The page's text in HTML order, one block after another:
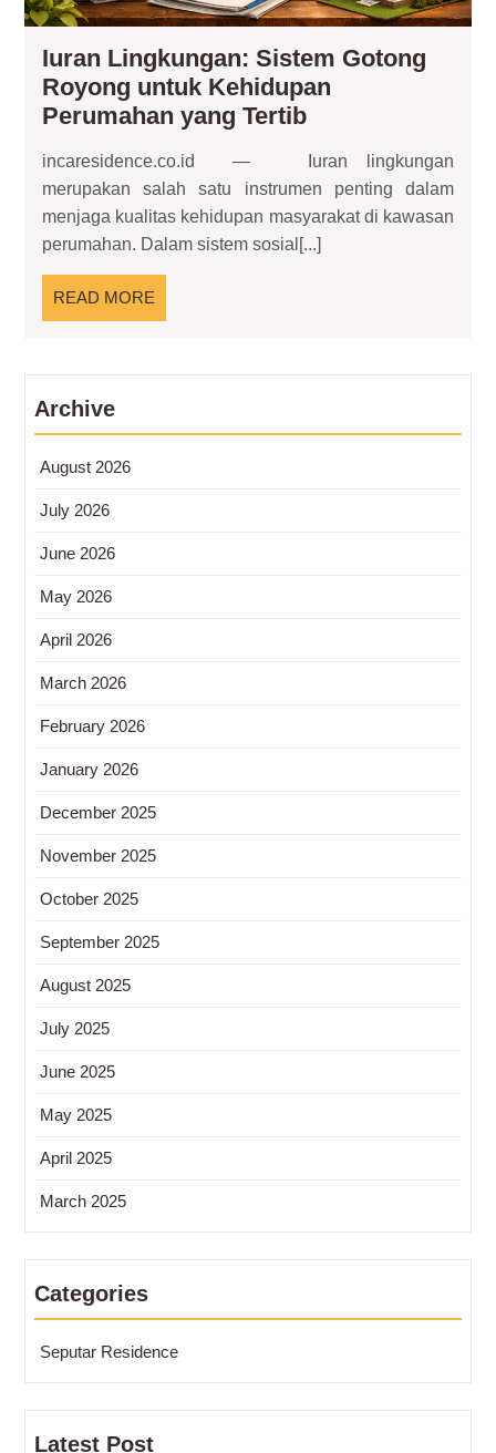
Iuran Lingkungan: Sistem Gotong
Royong untuk Kehidupan
Perumahan yang TertibIuran
Sistem
Gotong
Royong
untuk
Tertib
incaresidence.co.id — Iuran lingkungan
merupakan salah satu instrumen penting dalam
menjaga kualitas kehidupan masyarakat di kawasan
perumahan. Dalam sistem sosial[...]
READ MORE
MORE
Archive
August 2026
July 2026
June 2026
May 2026
April 2026
March 2026
February 2026
January 2026
December 2025
November 2025
October 2025
September 2025
August 2025
July 2025
June 2025
May 2025
April 2025
March 2025
Categories
Seputar Residence
Latest Post